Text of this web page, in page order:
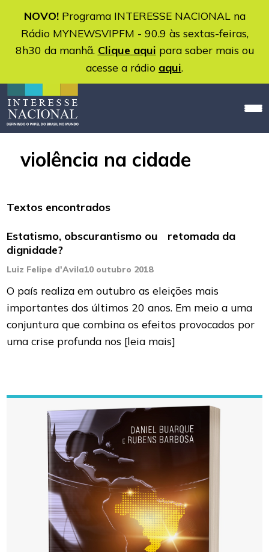
NOVO!Programa INTERESSE NACIONAL na
Rádio MYNEWSVIPFM - 90.9 às sextas-feiras,
8h30 da manhã. Clique aqui para saber mais ou
acesse a rádio aqui.
violência na cidade
Textos encontrados
Estatismo, obscurantismo ou retomada da
dignidade?
Luiz Felipe d'Avila10 outubro 2018
O país realiza em outubro as eleições mais
importantes dos últimos 20 anos. Em meio a uma
conjuntura que combina os efeitos provocados por
uma crise profunda nos [leia mais]